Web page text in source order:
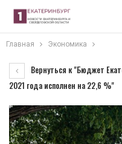
Главная Экономика
Вернуться к "Бюджет
2021 года исполнен на 22,6 %"